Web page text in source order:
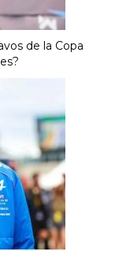
de la Copa